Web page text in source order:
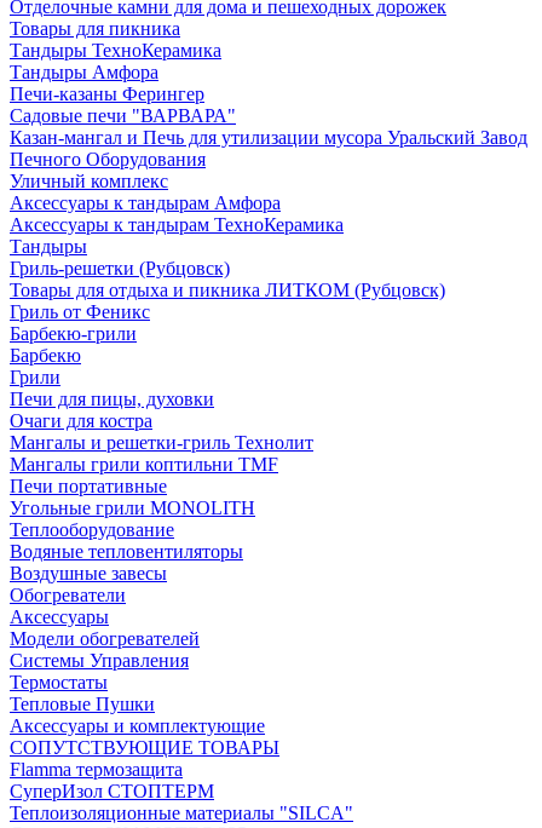
Отделочные камни для дома и пешеходных дорожек
Товары для пикника
Тандыры ТехноКерамика
Тандыры Амфора
Печи-казаны Ферингер
Садовые печи "ВАРВАРА"
Казан-мангал и Печь для утилизации мусора Уральский Завод
Печного Оборудования
Уличный комплекс
Аксессуары к тандырам Амфора
Аксессуары к тандырам ТехноКерамика
Тандыры
Гриль-решетки (Рубцовск)
Товары для отдыха и пикника ЛИТКОМ (Рубцовск)
Гриль от Феникс
Барбекю-грили
Барбекю
Грили
Печи для пицы, духовки
Очаги для костра
Мангалы и решетки-гриль Технолит
Мангалы грили коптильни TMF
Печи портативные
Угольные грили MONOLITH
Теплооборудование
Водяные тепловентиляторы
Воздушные завесы
Обогреватели
Аксессуары
Модели обогревателей
Системы Управления
Термостаты
Тепловые Пушки
Аксессуары и комплектующие
СОПУТСТВУЮЩИЕ ТОВАРЫ
Flamma термозащита
СуперИзол СТОПТЕРМ
Теплоизоляционные материалы "SILCA"